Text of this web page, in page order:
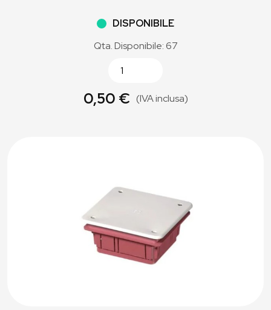
DISPONIBILE
Qta. Disponibile: 67
0,50 € (IVA inclusa)